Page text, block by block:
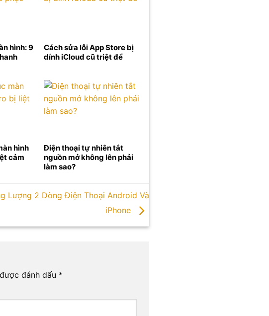
hình: 9
Cách sửa lỗi App Store bị
dính iCloud cũ triệt để
hình
cảm
Điện thoại tự nhiên tắt
nguồn mở không lên phải
làm sao?
Lượng 2 Dòng Điện Thoại Android Và
iPhone
đánh dấu *